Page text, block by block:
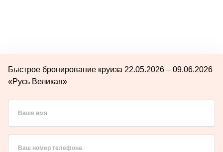
Быстрое бронирование круиза 22.05.2026 – 09.06.2026
«Русь Великая»
Ваше имя
Ваш номер телефона